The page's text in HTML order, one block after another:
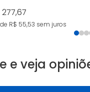
277,67
R$ 55,53 sem juros
e veja